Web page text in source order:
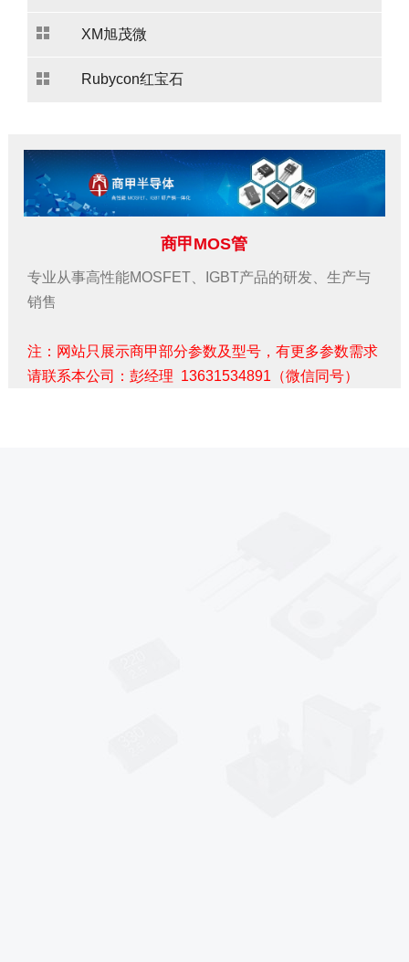
XM旭茂微
Rubycon红宝石
商甲MOS管
专业从事高性能MOSFET、IGBT产品的研发、生产与
销售
注：网站只展示商甲部分参数及型号，有更多参数需求
请联系本公司：彭经理 13631534891（微信同号）